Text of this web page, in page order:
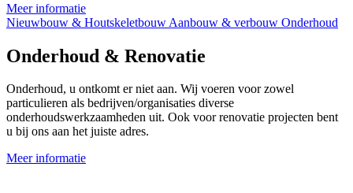
Meer informatie
Nieuwbouw & Houtskeletbouw Aanbouw & verbouw Onderhoud
Onderhoud & Renovatie
Onderhoud, u ontkomt er niet aan. Wij voeren voor zowel
particulieren als bedrijven/organisaties diverse
onderhoudswerkzaamheden uit. Ook voor renovatie projecten bent
u bij ons aan het juiste adres.
Meer informatie